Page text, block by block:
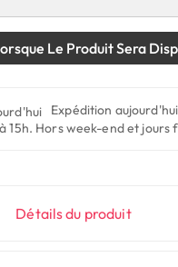
Le Produit Sera
Expédition aujourd'hui
15h. Hors week-end et jours
Détails du produit